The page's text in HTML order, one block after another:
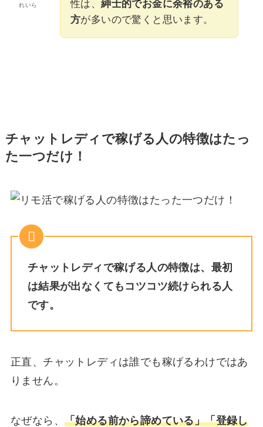
れいら
性は、紳士的でお金に余裕のある
方が多いので驚くと思います。
チャットレディで稼げる人の特徴はたっ
た一つだけ！
チャットレディで稼げる人の特徴は、最初
は結果が出なくてもコツコツ続けられる人
です。
正直、チャットレディは誰でも稼げるわけではあ
りません。
なぜなら、 「始める前から諦めている」「登録し